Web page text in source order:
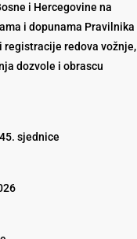
i Hercegovine na
i dopunama Pravilnika
redova vožnje,
dozvole i obrascu
sjednice